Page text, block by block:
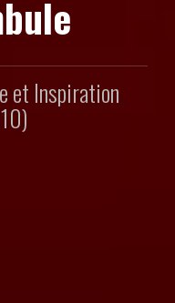
et Inspiration